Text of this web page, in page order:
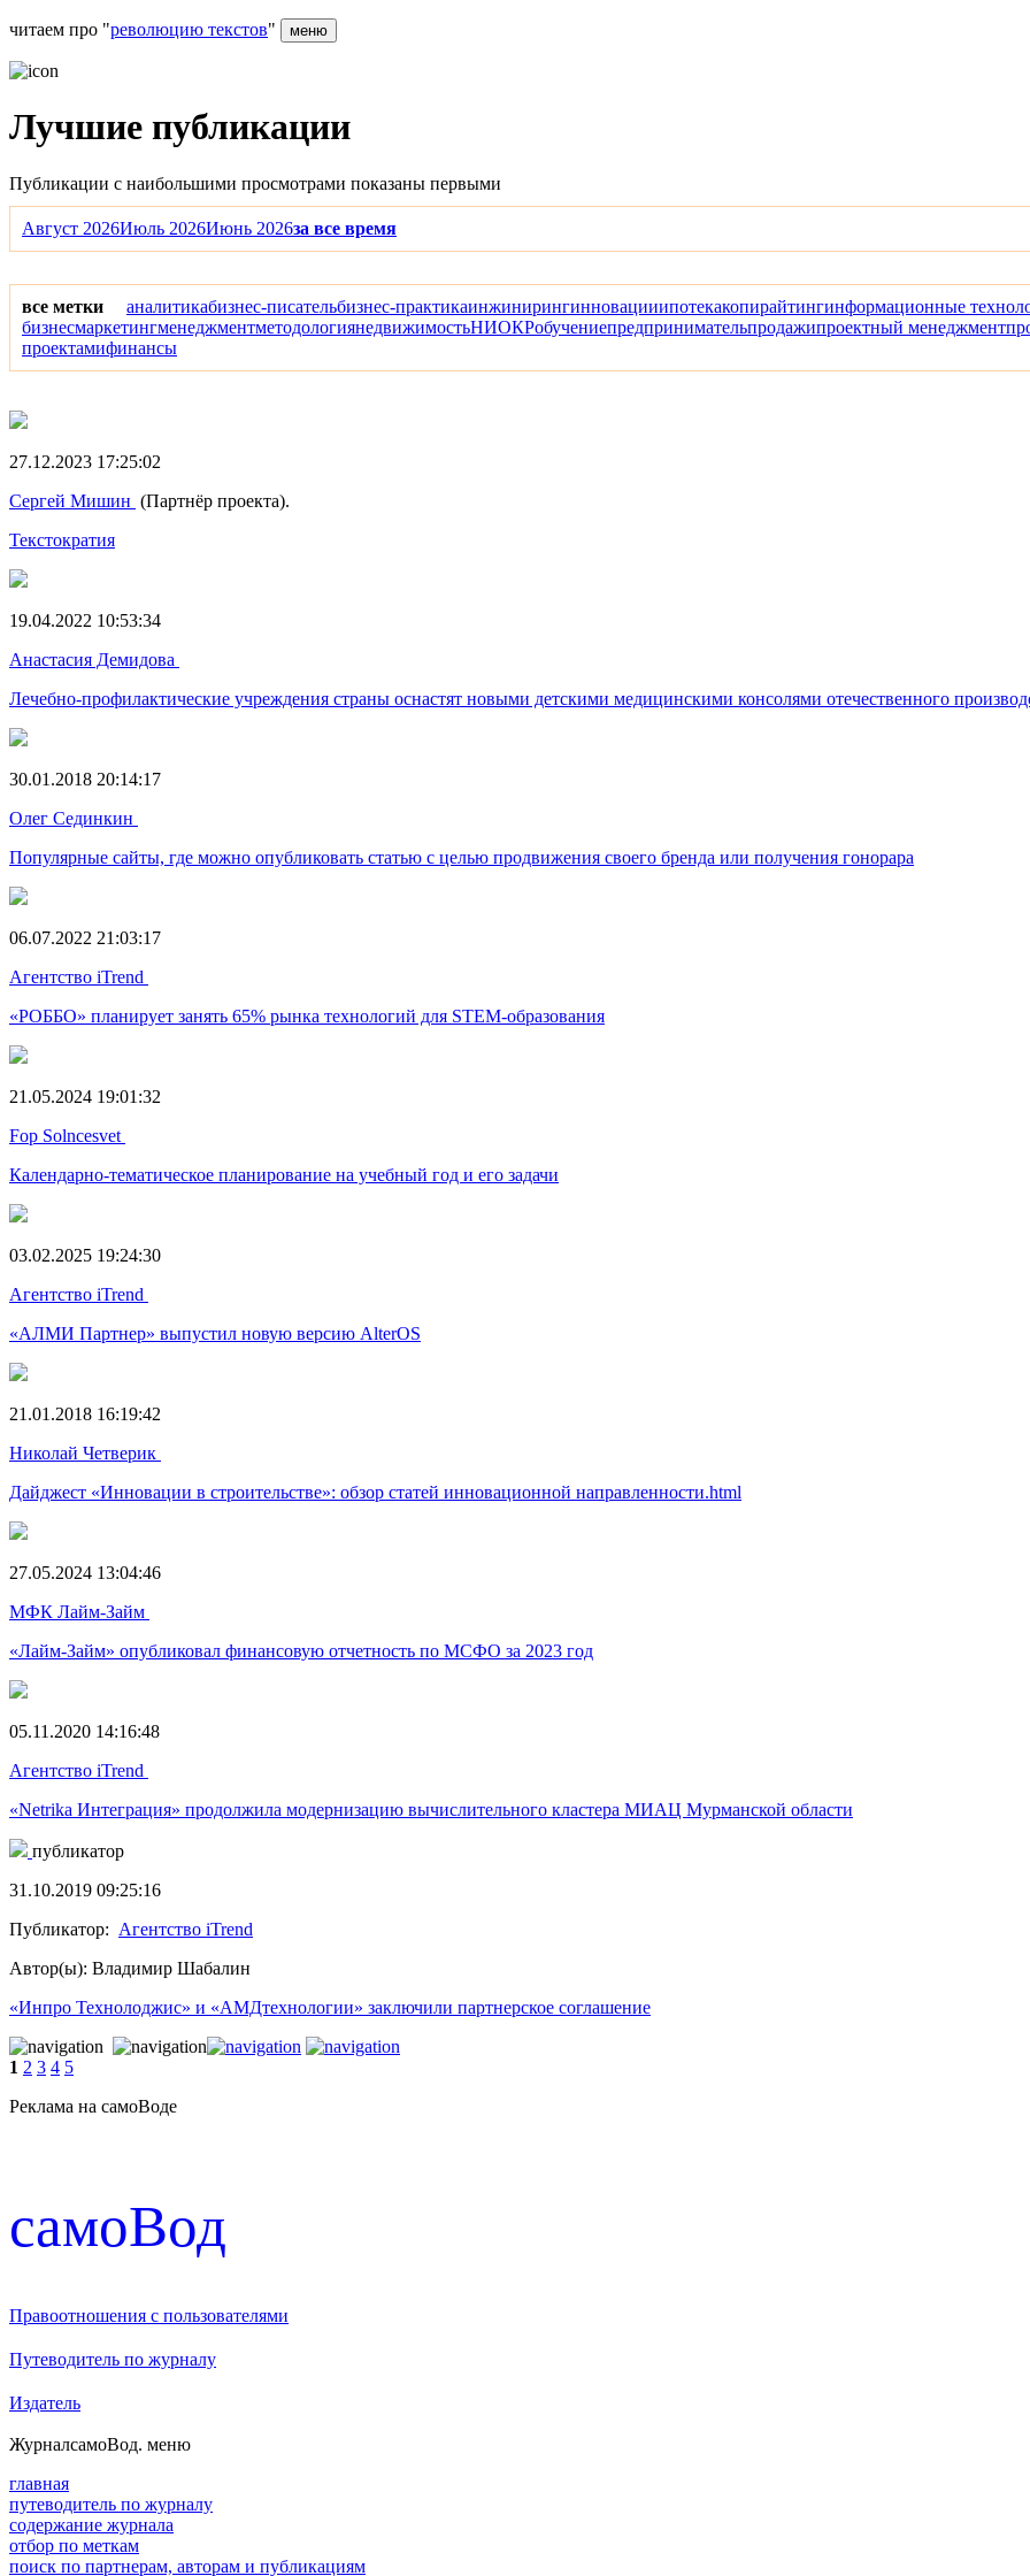
читаем про "революцию текстов" меню
Лучшие публикации
Публикации с наибольшими просмотрами показаны первыми
Август 2026Июль 2026Июнь 2026за все время
все метки аналитикабизнес-писательбизнес-практикаинжинирингинновацииипотекакопирайтингинформационные
бизнесмаркетингменеджментметодологиянедвижимостьНИОКРобучениепредпринимательпродажипроектный менеджмент
проектамифинансы
27.12.2023 17:25:02
Сергей Мишин (Партнёр проекта).
Текстократия
19.04.2022 10:53:34
Анастасия Демидова
Лечебно-профилактические учреждения страны оснастят новыми детскими медицинскими консолями отечественного
30.01.2018 20:14:17
Олег Сединкин
Популярные сайты, где можно опубликовать статью с целью продвижения своего бренда или получения гонорара
06.07.2022 21:03:17
Агентство iTrend
«РОББО» планирует занять 65% рынка технологий для STEM-образования
21.05.2024 19:01:32
Fop Solncesvet
Календарно-тематическое планирование на учебный год и его задачи
03.02.2025 19:24:30
Агентство iTrend
«АЛМИ Партнер» выпустил новую версию AlterOS
21.01.2018 16:19:42
Николай Четверик
Дайджест «Инновации в строительстве»: обзор статей инновационной направленности.html
27.05.2024 13:04:46
МФК Лайм-Займ
«Лайм-Займ» опубликовал финансовую отчетность по МСФО за 2023 год
05.11.2020 14:16:48
Агентство iTrend
«Netrika Интеграция» продолжила модернизацию вычислительного кластера МИАЦ Мурманской области
публикатор
31.10.2019 09:25:16
Публикатор: Агентство iTrend
Автор(ы): Владимир Шабалин
«Инпро Технолоджис» и «АМДтехнологии» заключили партнерское соглашение
1 2 3 4 5
Реклама на самоВоде
cамоВод
Правоотношения с пользователями
Путеводитель по журналу
Издатель
ЖурналсамоВод. меню
главная
путеводитель по журналу
содержание журнала
отбор по меткам
поиск по партнерам, авторам и публикациям